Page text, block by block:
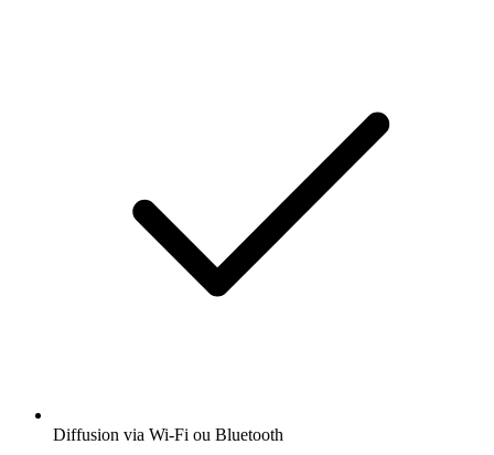
Diffusion via Wi-Fi ou Bluetooth